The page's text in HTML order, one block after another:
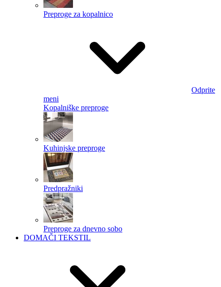
Preproge za kopalnico
Odprite
meni
Kopalniške preproge
Kuhinjske preproge
Predpražniki
Preproge za dnevno sobo
DOMAČI TEKSTIL